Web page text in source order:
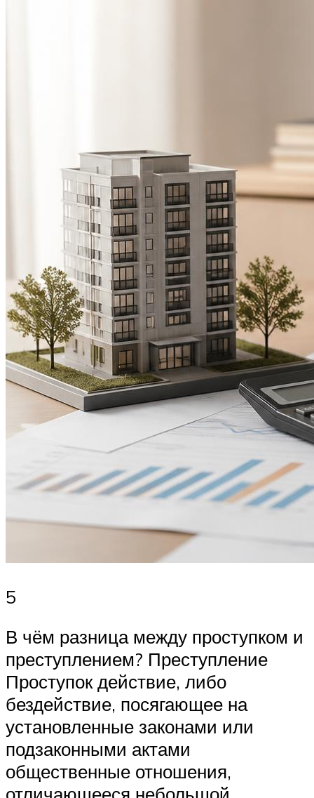
5
В чём разница между проступком и
преступлением? Преступление
Проступок действие, либо
бездействие, посягающее на
установленные законами или
подзаконными актами
общественные отношения,